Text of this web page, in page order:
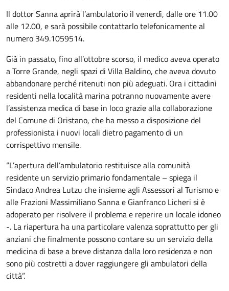
Il dottor Sanna aprirà l’ambulatorio il venerdì, dalle ore 11.00
alle 12.00, e sarà possibile contattarlo telefonicamente al
numero 349.1059514.
Già in passato, fino all’ottobre scorso, il medico aveva operato
a Torre Grande, negli spazi di Villa Baldino, che aveva dovuto
abbandonare perché ritenuti non più adeguati. Ora i cittadini
residenti nella località marina potranno nuovamente avere
l’assistenza medica di base in loco grazie alla collaborazione
del Comune di Oristano, che ha messo a disposizione del
professionista i nuovi locali dietro pagamento di un
corrispettivo mensile.
“L’apertura dell’ambulatorio restituisce alla comunità
residente un servizio primario fondamentale – spiega il
Sindaco Andrea Lutzu che insieme agli Assessori al Turismo e
alle Frazioni Massimiliano Sanna e Gianfranco Licheri si è
adoperato per risolvere il problema e reperire un locale idoneo
-. La riapertura ha una particolare valenza soprattutto per gli
anziani che finalmente possono contare su un servizio della
medicina di base a breve distanza dalla loro residenza e non
sono più costretti a dover raggiungere gli ambulatori della
città”.